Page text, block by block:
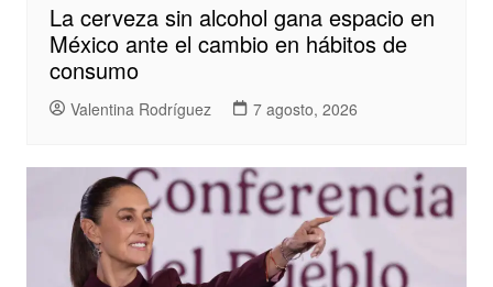
La cerveza sin alcohol gana espacio en
México ante el cambio en hábitos de
consumo
Valentina Rodríguez 7 agosto, 2026